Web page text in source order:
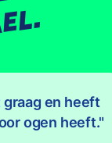
en heeft
ogen heeft.